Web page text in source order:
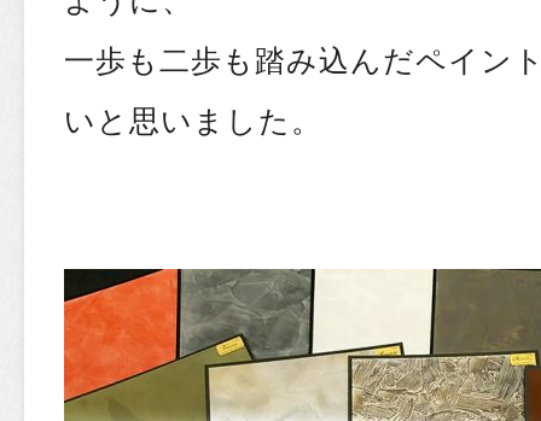
一歩も二歩も踏み込んだペイン
いと思いました。